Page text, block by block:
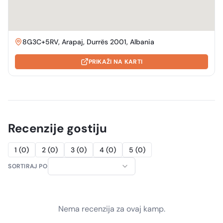
8G3C+5RV, Arapaj, Durrës 2001, Albania
PRIKAŽI NA KARTI
Recenzije gostiju
1 (0) 2 (0) 3 (0) 4 (0) 5 (0)
SORTIRAJ PO
Nema recenzija za ovaj kamp.